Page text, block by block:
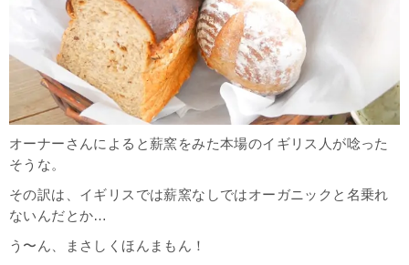
オーナーさんによると薪窯をみた本場のイギリス人が唸った
そうな。
その訳は、イギリスでは薪窯なしではオーガニックと名乗れ
ないんだとか…
う〜ん、まさしくほんまもん！